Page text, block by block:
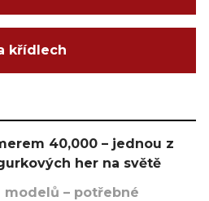
křídlech
40,000 – jednou z
her na světě
modelů – potřebné